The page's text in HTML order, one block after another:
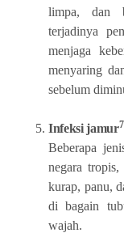
limpa, dan
terjadinya
menjaga
menyaring
sebelum
Infeksi jamur7
Beberapa
negara
kurap, panu,
di bagain
wajah.